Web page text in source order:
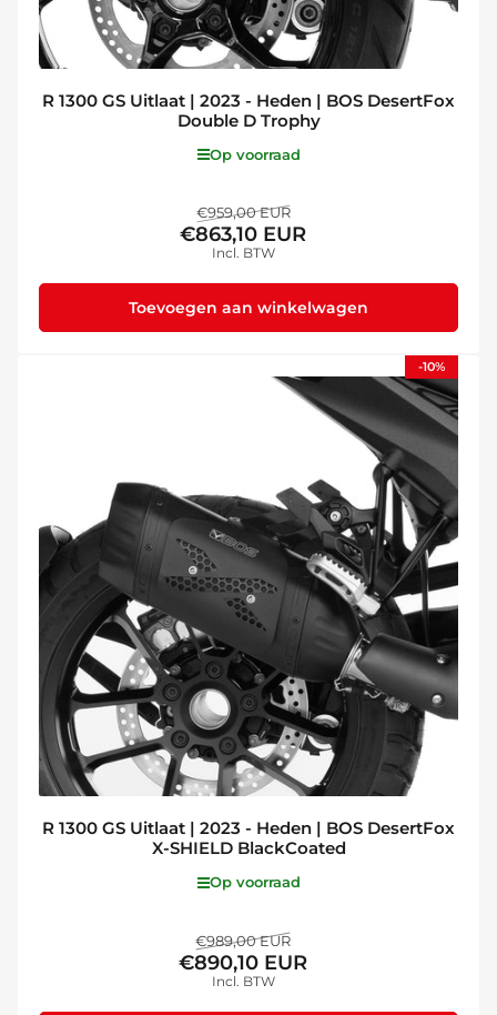
R 1300 GS Uitlaat | 2023 - Heden | BOS DesertFox
Double D Trophy
Op voorraad
Normale
prijs
€959,00 EURAanbiedingsprijs
€863,10 EUR
Incl. BTW
Toevoegen aan winkelwagen
-10%
R 1300 GS Uitlaat | 2023 - Heden | BOS DesertFox
X-SHIELD BlackCoated
Op voorraad
Normale
prijs
€989,00 EURAanbiedingsprijs
€890,10 EUR
Incl. BTW